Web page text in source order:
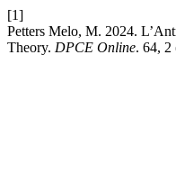
[1]
Petters Melo, M. 2024.
Theory. DPCE Online. 64, 2